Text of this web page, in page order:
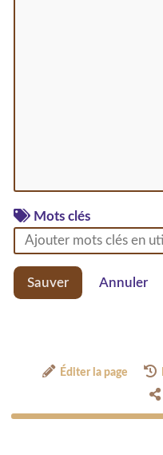
Mots clés
Sauver Annuler
Éditer la page